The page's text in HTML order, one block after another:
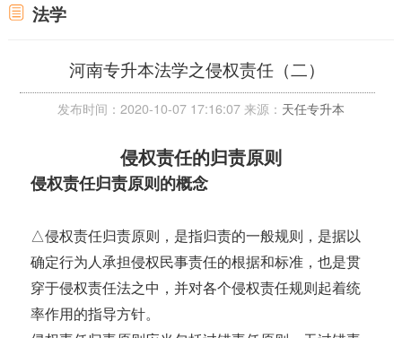
法学
河南专升本法学之侵权责任（二）
发布时间：2020-10-07 17:16:07 来源： 天任专升本
侵权责任的归责原则
侵权责任归责原则的概念
△侵权责任归责原则，是指归责的一般规则，是据以
确定行为人承担侵权民事责任的根据和标准，也是贯
穿于侵权责任法之中，并对各个侵权责任规则起着统
率作用的指导方针。